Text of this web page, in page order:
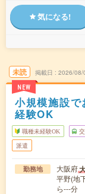
気になる!
未読
NEW
掲載日 2026/08/
小規模施設
経験OK
職種未経験OK
派遣
勤務地 大阪府
平野(地
ら---分